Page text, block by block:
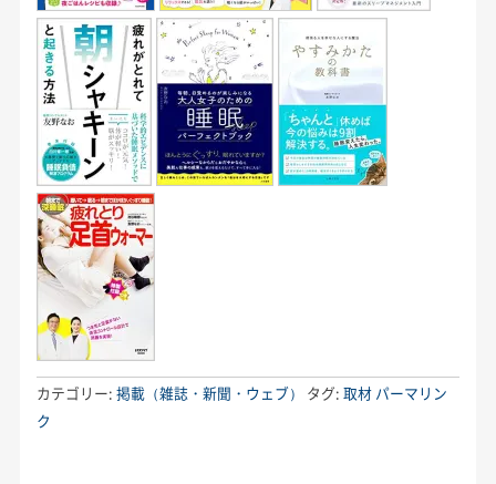
カテゴリー: 掲載（雑誌・新聞・ウェブ） タグ: 取材 パーマリン
ク